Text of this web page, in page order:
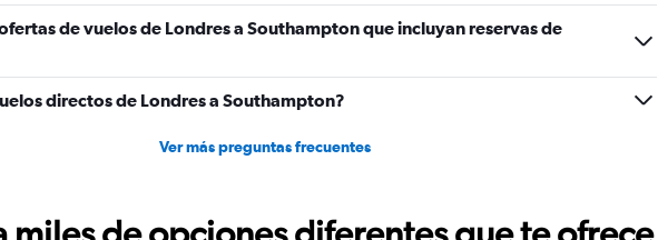
0
to
de vuelos de Londres a Southampton que incluyan reservas de
directos de Londres a Southampton?
Ver más preguntas frecuentes